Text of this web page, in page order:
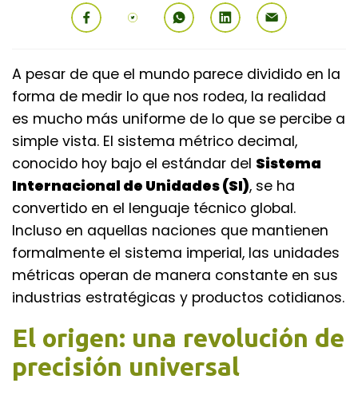
A pesar de que el mundo parece dividido en la
forma de medir lo que nos rodea, la realidad
es mucho más uniforme de lo que se percibe a
simple vista. El sistema métrico decimal,
conocido hoy bajo el estándar del Sistema
Internacional de Unidades (SI), se ha
convertido en el lenguaje técnico global.
Incluso en aquellas naciones que mantienen
formalmente el sistema imperial, las unidades
métricas operan de manera constante en sus
industrias estratégicas y productos cotidianos.
El origen: una revolución de
precisión universal